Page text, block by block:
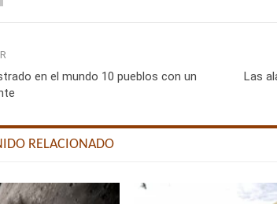
en el mundo 10 pueblos con un
Las
RELACIONADO